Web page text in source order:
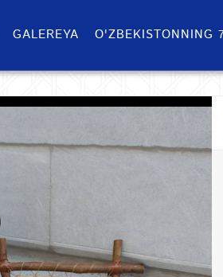
GALEREYA O'ZBEKISTONNING